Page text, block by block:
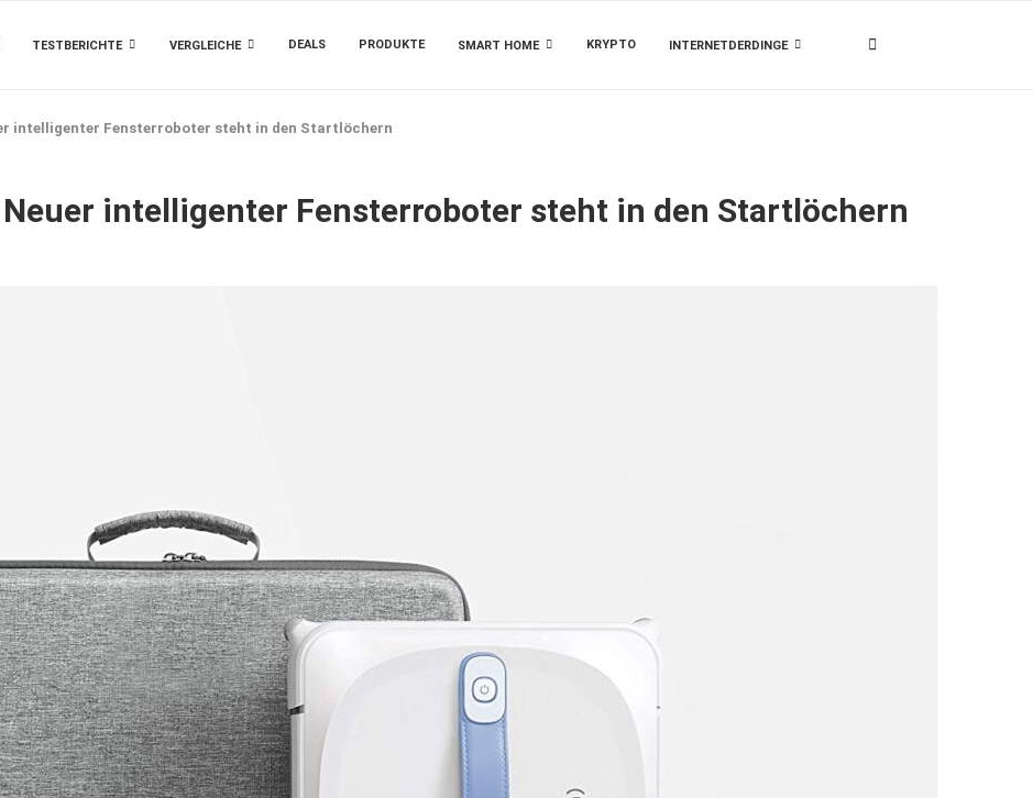
TESTBERICHTE VERGLEICHE DEALS PRODUKTE SMART HOME KRYPTO INTERNETDERDINGE
intelligenter Fensterroboter steht in den Startlöchern
Neuer intelligenter Fensterroboter steht in den Startlöchern